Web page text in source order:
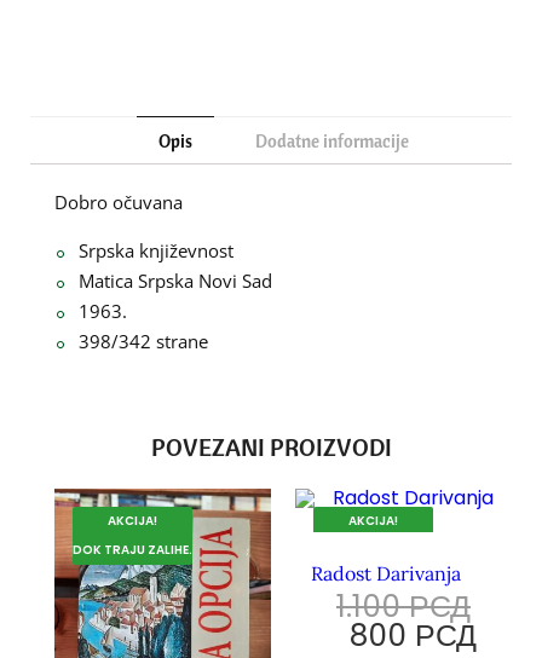
Opis Dodatne informacije
Dobro očuvana
Srpska književnost
Matica Srpska Novi Sad
1963.
398/342 strane
POVEZANI PROIZVODI
AKCIJA!
DOK TRAJU ZALIHE.
AKCIJA!
Radost Darivanja
1.100РСД
800 РСД